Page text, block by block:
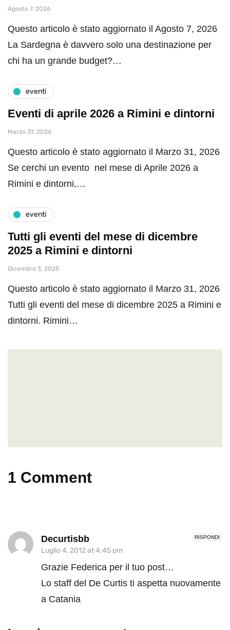
Agosto 7, 2026
Questo articolo è stato aggiornato il Agosto 7, 2026
La Sardegna è davvero solo una destinazione per
chi ha un grande budget?…
eventi
Eventi di aprile 2026 a Rimini e dintorni
Marzo 31, 2026
Questo articolo è stato aggiornato il Marzo 31, 2026
Se cerchi un evento nel mese di Aprile 2026 a
Rimini e dintorni,…
eventi
Tutti gli eventi del mese di dicembre
2025 a Rimini e dintorni
Dicembre 3, 2025
Questo articolo è stato aggiornato il Marzo 31, 2026
Tutti gli eventi del mese di dicembre 2025 a Rimini e
dintorni. Rimini…
1 Comment
RISPONDI
Decurtisbb
Luglio 4, 2012 at 4:45 pm
Grazie Federica per il tuo post…
Lo staff del De Curtis ti aspetta nuovamente
a Catania